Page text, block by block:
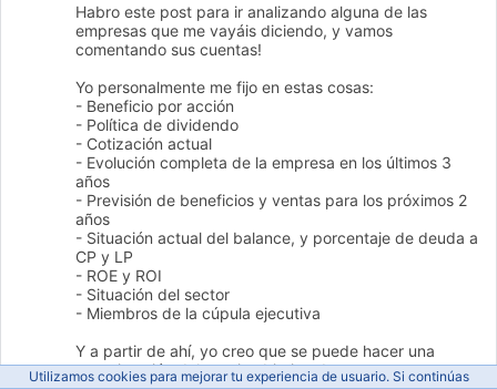
Habro este post para ir analizando alguna de las
empresas que me vayáis diciendo, y vamos
comentando sus cuentas!
Yo personalmente me fijo en estas cosas:
- Beneficio por acción
- Política de dividendo
- Cotización actual
- Evolución completa de la empresa en los últimos 3
años
- Previsión de beneficios y ventas para los próximos 2
años
- Situación actual del balance, y porcentaje de deuda a
CP y LP
- ROE y ROI
- Situación del sector
- Miembros de la cúpula ejecutiva
Y a partir de ahí, yo creo que se puede hacer una
aproximación del precio objetivo de una empresa.
Utilizamos cookies para mejorar tu experiencia de usuario. Si continúas